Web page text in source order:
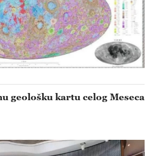
geološku kartu celog Meseca